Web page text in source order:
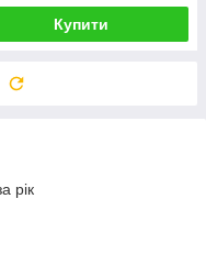
Купити
рік